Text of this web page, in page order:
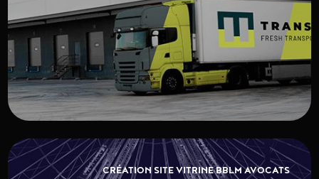
CRÉATION SITE VITRINE BBLM AVOCATS